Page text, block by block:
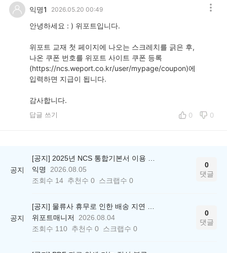
익명1 2026.05.20 00:49
안녕하세요 : ) 위포트입니다.
위포트 교재 첫 페이지에 나오는 스크레치를 긁은 후,
나온 쿠폰 번호를 위포트 사이트 쿠폰 등록
(https://ncs.weport.co.kr/user/mypage/coupon)에
입력하면 지급이 됩니다.
감사합니다.
답글 쓰기 0 0
공지
익명
2026.08.05
조회수 14 추천수 0 스크랩수 0
0
댓글
공지
위포트매니저
2026.08.04
조회수 110 추천수 0 스크랩수 0
0
댓글